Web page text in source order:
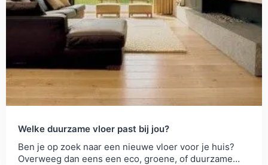
Welke duurzame vloer past bij jou?
Ben je op zoek naar een nieuwe vloer voor je huis?
Overweeg dan eens een eco, groene, of duurzame